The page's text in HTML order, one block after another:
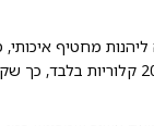
שכבות מפנקות, 21-23 גרם